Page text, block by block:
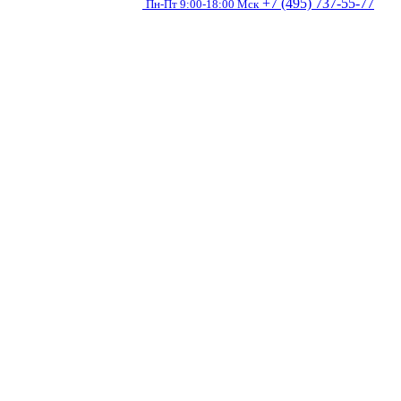
Пн-Пт 9:00-18:00 Мск +7 (495) 737-55-77